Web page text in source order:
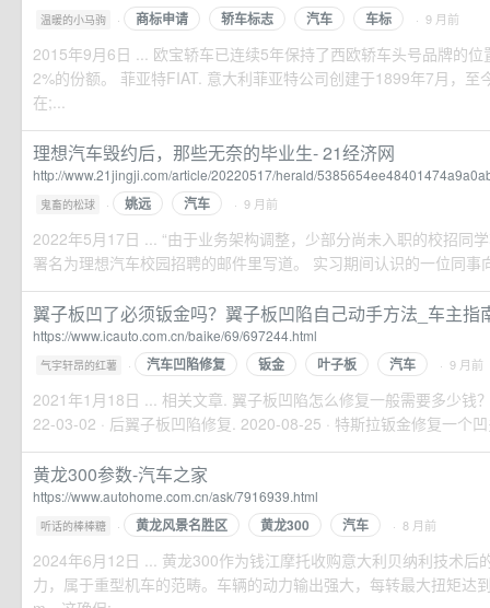
温暖的小马驹 · 商标申请 轿车标志 汽车 车标 · 9 月前
2015年9月6日 ... 欧宝轿车已连续5年保持了西欧轿车头号品牌的
2%的份额。 菲亚特FIAT. 意大利菲亚特公司创建于1899年7月，至
在;...
理想汽车毁约后，那些无奈的毕业生- 21经济网
http://www.21jingji.com/article/20220517/herald/
鬼畜的松球 · 姚远 汽车 · 9 月前
2022年5月17日 ... “由于业务架构调整，少部分尚未入职的校招同
署名为理想汽车校园招聘的邮件里写道。 实习期间认识的一位同事
翼子板凹了必须钣金吗？翼子板凹陷自己动手方法_车主指
https://www.icauto.com.cn/baike/69/697244.html
气宇轩昂的红薯 · 汽车凹陷修复 钣金 叶子板 汽车 · 9 月前
2021年1月18日 ... 相关文章. 翼子板凹陷怎么修复一般需要多少钱
22-03-02 · 后翼子板凹陷修复. 2020-08-25 · 特斯拉钣金修复一个
黄龙300参数-汽车之家
https://www.autohome.com.cn/ask/7916939.html
听话的棒棒糖 · 黄龙风景名胜区 黄龙300 汽车 · 8 月前
2024年6月12日 ... 黄龙300作为钱江摩托收购意大利贝纳利技术后
力，属于重型机车的范畴。车辆的动力输出强大，每转最大扭矩达